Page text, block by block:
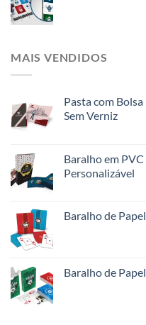
MAIS VENDIDOS
Pasta com
Sem Verniz
Baralho em
Personalizável
Baralho de
Baralho de